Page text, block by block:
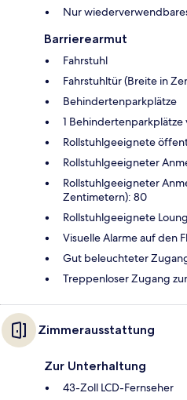
Nur
Barrierearmut
Fahrstuhl
Fahrstuhltür (Breite in
Behindertenparkplätze
1 Behindertenparkplätze
Rollstuhlgeeignete
Rollstuhlgeeigneter
Rollstuhlgeeigneter
Zentimetern): 80
Rollstuhlgeeignete
Visuelle Alarme auf den
Gut beleuchteter
Treppenloser Zugang
Zimmerausstattung
Zur Unterhaltung
43-Zoll LCD-Fernseher